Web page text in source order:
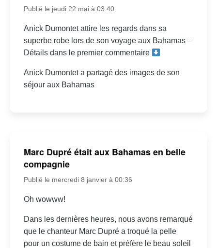
Publié le jeudi 22 mai à 03:40
Anick Dumontet attire les regards dans sa
superbe robe lors de son voyage aux Bahamas –
Détails dans le premier commentaire
Anick Dumontet a partagé des images de son
séjour aux Bahamas
Marc Dupré était aux Bahamas en belle
compagnie
Publié le mercredi 8 janvier à 00:36
Oh wowww!
Dans les dernières heures, nous avons remarqué
que le chanteur Marc Dupré a troqué la pelle
pour un costume de bain et préfère le beau soleil